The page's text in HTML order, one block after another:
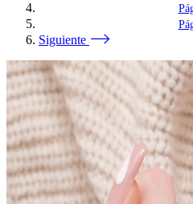
Siguiente